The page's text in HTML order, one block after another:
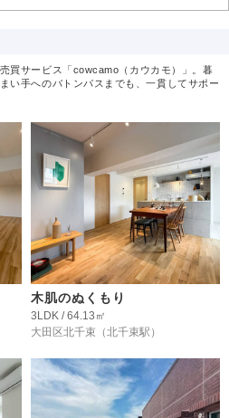
買サービス「cowcamo（カウカモ）」。暮
い手へのバトンパスまでも、一貫してサポー
木肌のぬくもり
3LDK / 64.13㎡
大田区北千束 （北千束駅）